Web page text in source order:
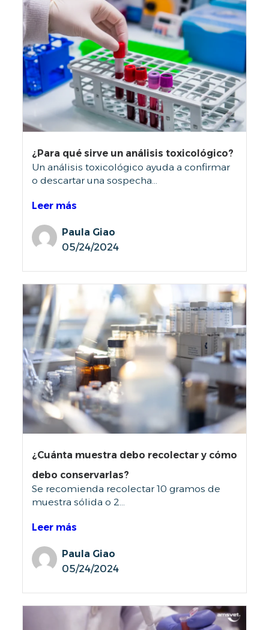
e
r
t
o
s
e
n
t
o
x
c
o
l
a
v
e
r
i
n
a
r
i
a
T
A
S
F
R
C
U
N
T
E
S
–
M
A
C
A
¿Para qué sirve un análisis toxicológico?
Un análisis toxicológico ayuda a confirmar
o descartar una sospecha...
Leer más
Paula Giao
05/24/2024
¿Cuánta muestra debo recolectar y cómo
debo conservarlas?
Se recomienda recolectar 10 gramos de
muestra sólida o 2...
Leer más
Paula Giao
05/24/2024